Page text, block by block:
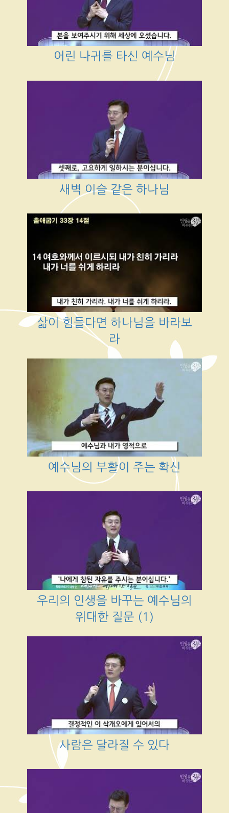
어린 나귀를 타신 예수님
새벽 이슬 같은 하나님
삶이 힘들다면 하나님을 바라보
라
예수님의 부활이 주는 확신
우리의 인생을 바꾸는 예수님의
위대한 질문 (1)
사람은 달라질 수 있다